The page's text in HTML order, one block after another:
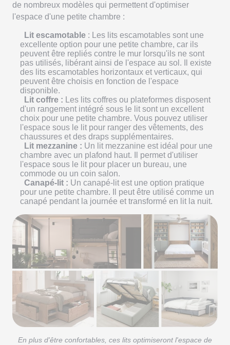
de nombreux modèles qui permettent d'optimiser
l'espace d'une petite chambre :
Lit escamotable : Les lits escamotables sont une
excellente option pour une petite chambre, car ils
peuvent être repliés contre le mur lorsqu'ils ne sont
pas utilisés, libérant ainsi de l'espace au sol. Il existe
des lits escamotables horizontaux et verticaux, qui
peuvent être choisis en fonction de l'espace
disponible.
Lit coffre : Les lits coffres ou plateformes disposent
d'un rangement intégré sous le lit sont un excellent
choix pour une petite chambre. Vous pouvez utiliser
l'espace sous le lit pour ranger des vêtements, des
chaussures et des draps supplémentaires.
Lit mezzanine : Un lit mezzanine est idéal pour une
chambre avec un plafond haut. Il permet d'utiliser
l'espace sous le lit pour placer un bureau, une
commode ou un coin salon.
Canapé-lit : Un canapé-lit est une option pratique
pour une petite chambre. Il peut être utilisé comme un
canapé pendant la journée et transformé en lit la nuit.
En plus d'être confortables, ces lits optimiseront l'espace de